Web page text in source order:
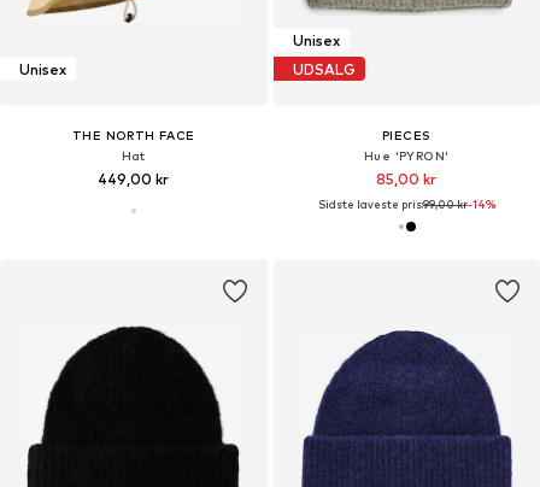
Unisex
THE NORTH FACE
Hat
449,00 kr
Unisex
UDSALG
PIECES
Hue 'PYRON'
85,00 kr
Sidste laveste pris:99,00 kr-14%